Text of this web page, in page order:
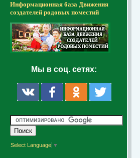
Информационная база Движения
создателей родовых поместий
Мы в соц. сетях:
Select Language ▼